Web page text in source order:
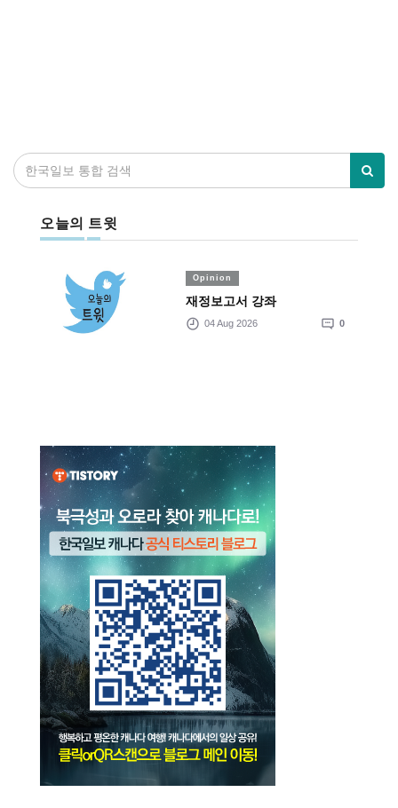
오늘의 트윗
Opinion
재정보고서 강좌
04 Aug 2026 0